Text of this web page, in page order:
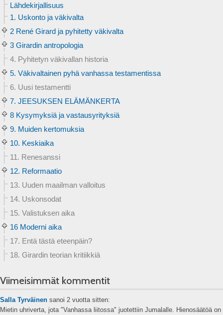
Lähdekirjallisuus
1. Uskonto ja väkivalta
2 René Girard ja pyhitetty väkivalta
3 Girardin antropologia
4. Pyhitetyn väkivallan historia
5. Väkivaltainen pyhä vanhassa testamentissa
6. Uusi testamentti
7. JEESUKSEN ELÄMÄNKERTA
8 Kysymyksiä ja vastausyrityksiä
9. Muiden kertomuksia
10. Keskiaika
11. Renesanssi
12. Reformaatio
13. Uuden maailman valloitus
14. Uskonsodat
15. Valistuksen aika
16 Moderni aika
17. Entä tästä eteenpäin?
18. Girardin teorian kritiikkiä
Viimeisimmät kommentit
Salla Tyrväinen sanoi 2 vuotta sitten:
Mietin uhriverta, jota "Vanhassa liitossa" juotettiin Jumalalle. Hienosäätöä on